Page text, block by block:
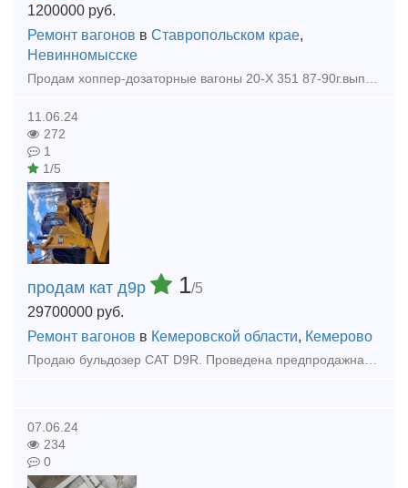
1200000 руб.
Ремонт вагонов в Ставропольском крае,
Невинномысске
Продам хоппер-дозаторные вагоны 20-Х 351 87-90г.выпуска, на пути собственного пользования! Вналичии 54 шт, так же имеется много другой ж.д техники!
11.06.24
272
1
1/5
продам кат д9р 1/5
29700000 руб.
Ремонт вагонов в Кемеровской области, Кемерово
Продаю бульдозер CAT D9R. Проведена предпродажная подготовка, тнвд проверен и отрегулирован на стенде. Ходовая система, гидравлика, КПП, фрикционы в отличном состоянии, сегменты натяжные колеса (ленив
07.06.24
234
0